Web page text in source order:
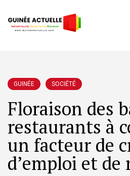
GUINÉE SOCIÉTÉ
Floraison des
restaurants à
un facteur de
d’emploi et